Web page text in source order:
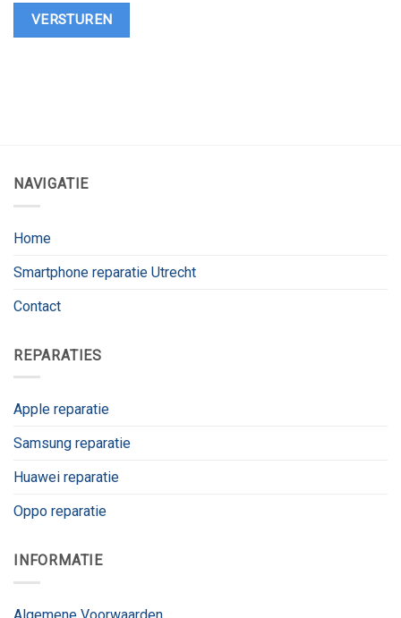
NAVIGATIE
Home
Smartphone reparatie Utrecht
Contact
REPARATIES
Apple reparatie
Samsung reparatie
Huawei reparatie
Oppo reparatie
INFORMATIE